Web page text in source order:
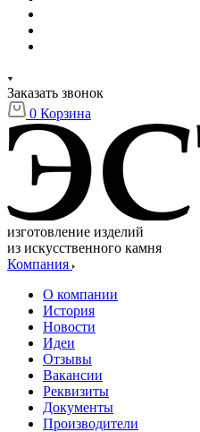
Заказать звонок
0 Корзина
изготовление изделий
из искусственного камня
Компания
О компании
История
Новости
Идеи
Отзывы
Вакансии
Реквизиты
Документы
Производители